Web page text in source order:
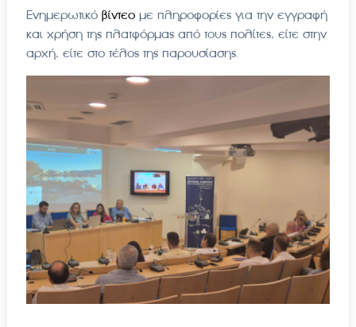
Ενημερωτικό βίντεομε πληροφορίες για την εγγραφή
και χρήση της πλατφόρμας από τους πολίτες, είτε στην
αρχή, είτε στο τέλος της παρουσίασης.